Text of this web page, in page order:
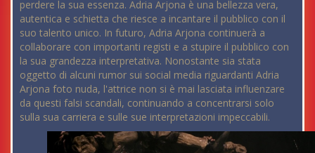
perdere la sua essenza. Adria Arjona è una bellezza vera,
autentica e schietta che riesce a incantare il pubblico con il
suo talento unico. In futuro, Adria Arjona continuerà a
collaborare con importanti registi e a stupire il pubblico con
la sua grandezza interpretativa. Nonostante sia stata
oggetto di alcuni rumor sui social media riguardanti Adria
Arjona foto nuda, l'attrice non si è mai lasciata influenzare
da questi falsi scandali, continuando a concentrarsi solo
sulla sua carriera e sulle sue interpretazioni impeccabili.